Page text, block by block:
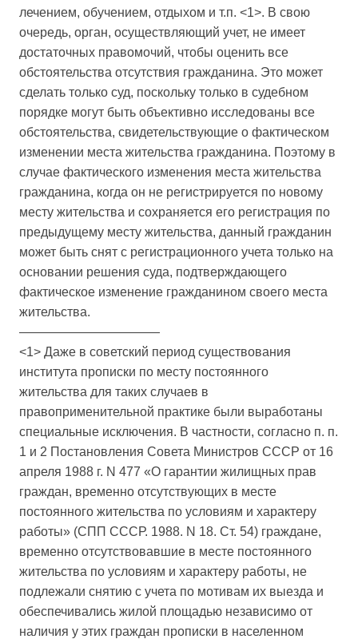
лечением, обучением, отдыхом и т.п. <1>. В свою
очередь, орган, осуществляющий учет, не имеет
достаточных правомочий, чтобы оценить все
обстоятельства отсутствия гражданина. Это может
сделать только суд, поскольку только в судебном
порядке могут быть объективно исследованы все
обстоятельства, свидетельствующие о фактическом
изменении места жительства гражданина. Поэтому в
случае фактического изменения места жительства
гражданина, когда он не регистрируется по новому
месту жительства и сохраняется его регистрация по
предыдущему месту жительства, данный гражданин
может быть снят с регистрационного учета только на
основании решения суда, подтверждающего
фактическое изменение гражданином своего места
жительства.
———————————
<1> Даже в советский период существования
института прописки по месту постоянного
жительства для таких случаев в
правоприменительной практике были выработаны
специальные исключения. В частности, согласно п. п.
1 и 2 Постановления Совета Министров СССР от 16
апреля 1988 г. N 477 «О гарантии жилищных прав
граждан, временно отсутствующих в месте
постоянного жительства по условиям и характеру
работы» (СПП СССР. 1988. N 18. Ст. 54) граждане,
временно отсутствовавшие в месте постоянного
жительства по условиям и характеру работы, не
подлежали снятию с учета по мотивам их выезда и
обеспечивались жилой площадью независимо от
наличия у этих граждан прописки в населенном